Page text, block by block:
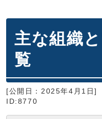
主な組織
覧
[公開日：2025年4月1日]
ID:8770